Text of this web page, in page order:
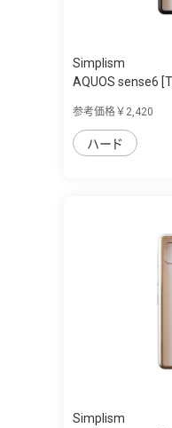
Simplism
AQUOS sense6
参考価格￥2,420
ハード
Simplism